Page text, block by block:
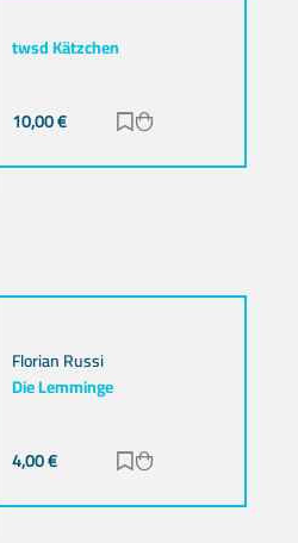
twsd Kätzchen
10,00€ Zur Merkliste
Florian Russi
Die Lemminge
4,00€ Zur Merkliste